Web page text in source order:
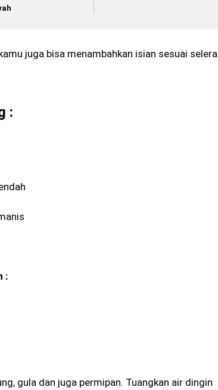
juga bisa menambahkan isian sesuai selera
:
:
gula dan juga permipan. Tuangkan air dingin